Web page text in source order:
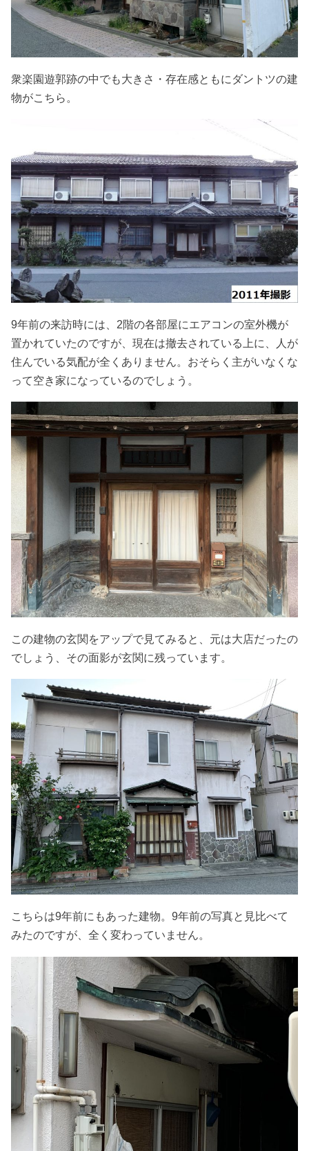
衆楽園遊郭跡の中でも大きさ・存在感ともにダントツの建
物がこちら。
9年前の来訪時には、2階の各部屋にエアコンの室外機が
置かれていたのですが、現在は撤去されている上に、人が
住んでいる気配が全くありません。おそらく主がいなくな
って空き家になっているのでしょう。
この建物の玄関をアップで見てみると、元は大店だったの
でしょう、その面影が玄関に残っています。
こちらは9年前にもあった建物。9年前の写真と見比べて
みたのですが、全く変わっていません。